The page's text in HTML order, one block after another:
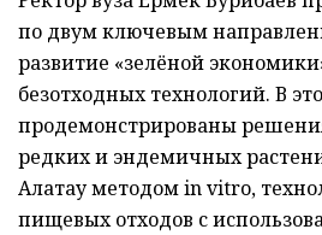
по двум ключевым
развитие «зелёной
безотходных технологий. В
продемонстрированы
редких и эндемичных
Алатау методом in vitro,
пищевых отходов с